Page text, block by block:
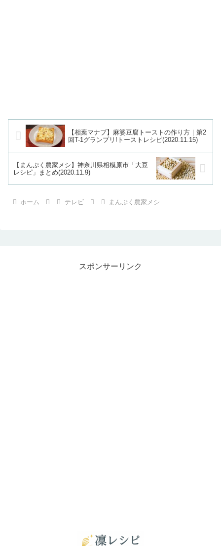
【相葉マナブ】麻婆豆腐トーストの作り方｜第2
回T-1グランプリ!トーストレシピ(2020.11.15)
【まんぷく農家メシ】神奈川県相模原市「大豆
レシピ」まとめ(2020.11.9)
ホーム テレビ まんぷく農家メシ
スポンサーリンク